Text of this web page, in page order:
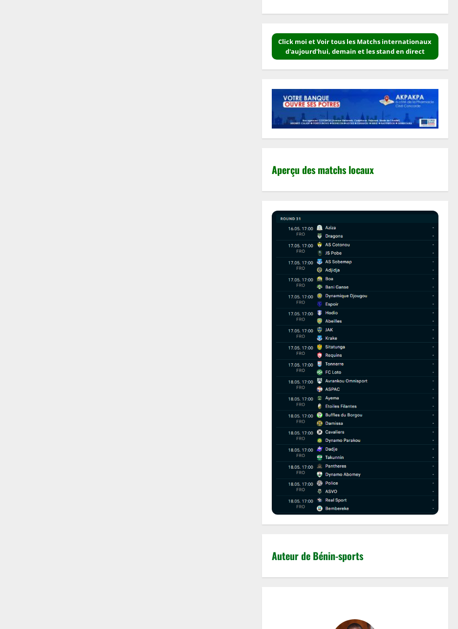
Click moi et Voir tous les Matchs internationaux
d'aujourd'hui, demain et les stand en direct
Aperçu des matchs locaux
Auteur de Bénin-sports